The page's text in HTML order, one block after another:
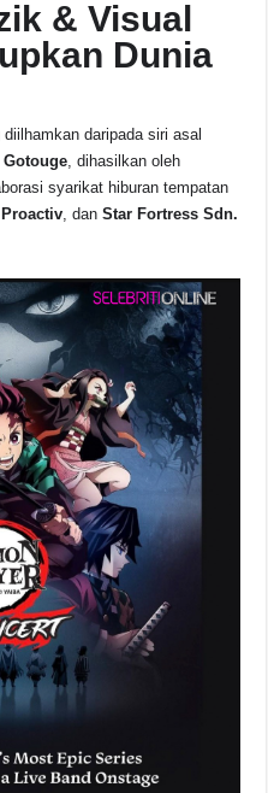
& Visual
Dunia
daripada siri asal
Gotouge, dihasilkan oleh
syarikat hiburan tempatan
Proactiv, danStar Fortress Sdn.